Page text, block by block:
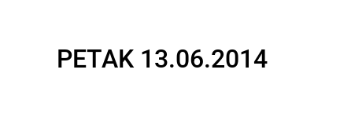
PETAK 13.06.2014